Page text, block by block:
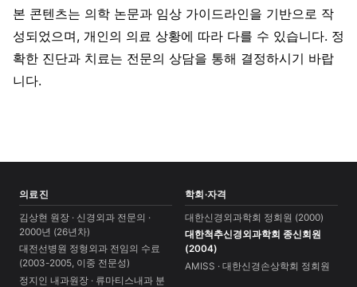
본 콘텐츠는 의학 논문과 임상 가이드라인을 기반으로 작
성되었으며, 개인의 의료 상황에 따라 다를 수 있습니다. 정
확한 진단과 치료는 전문의 상담을 통해 결정하시기 바랍
니다.
의료진
김상현 원장 · 신경외과 전문의 ·
2000년 (26년차)
대전선병원 정형외과 전임의 수료
(2003-2005, 이중 전문성)
정지인 내과원장 · 류마티스내과 분
학회·자격
대한신경외과학회 정회원 (2000)
대한척추신경외과학회 종신회원
(2004)
AMISS · 대한신경손상학회 정회원